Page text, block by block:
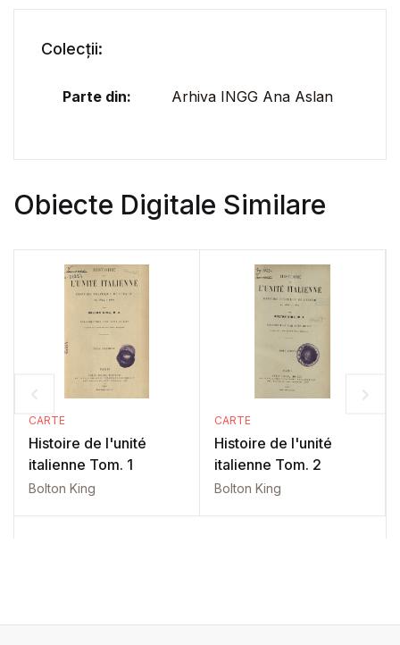
Colecții:
Parte din: Arhiva INGG Ana Aslan
Obiecte Digitale Similare
CARTE
Histoire de l'unité
italienne Tom. 1
Bolton King
CARTE
Histoire de l'unité
italienne Tom. 2
Bolton King